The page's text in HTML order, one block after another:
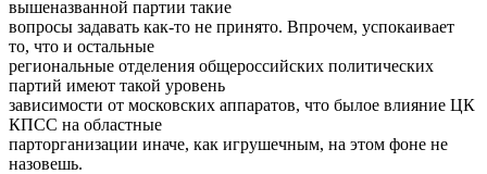
вышеназванной партии такие
вопросы задавать как-то не принято. Впрочем, успокаивает
то, что и остальные
региональные отделения общероссийских политических
партий имеют такой уровень
зависимости от московских аппаратов, что былое влияние ЦК
КПСС на областные
парторганизации иначе, как игрушечным, на этом фоне не
назовешь.